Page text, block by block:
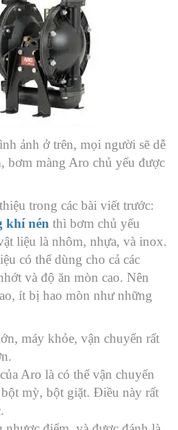
ảnh ở trên, mọi người sẽ dễ
bơm màng Aro chủ yếu được
trong các bài viết trước:
khí nén thì bơm chủ yếu
liệu là nhôm, nhựa, và inox.
có thể dùng cho cả các
và độ ăn mòn cao. Nên
ít bị hao mòn như những
máy khỏe, vận chuyển rất
Aro là có thể vận chuyển
mỳ, bột giặt. Điều này rất